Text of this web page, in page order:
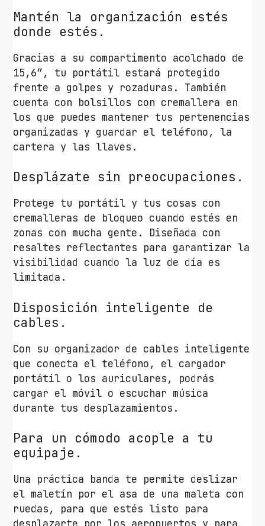
a
d
Mantén la organización estés
donde estés.
Gracias a su compartimento acolchado de
15,6”, tu portátil estará protegido
frente a golpes y rozaduras. También
cuenta con bolsillos con cremallera en
los que puedes mantener tus pertenencias
organizadas y guardar el teléfono, la
cartera y las llaves.
Desplázate sin preocupaciones.
Protege tu portátil y tus cosas con
cremalleras de bloqueo cuando estés en
zonas con mucha gente. Diseñada con
resaltes reflectantes para garantizar la
visibilidad cuando la luz de día es
limitada.
Disposición inteligente de
cables.
Con su organizador de cables inteligente
que conecta el teléfono, el cargador
portátil o los auriculares, podrás
cargar el móvil o escuchar música
durante tus desplazamientos.
Para un cómodo acople a tu
equipaje.
Una práctica banda te permite deslizar
el maletín por el asa de una maleta con
ruedas, para que estés listo para